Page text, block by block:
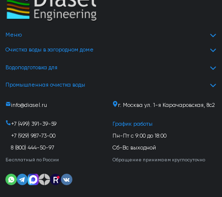
Меню
Очистка воды в загородном доме
Водоподготовка для
Промышленная очистка воды
info@diasel.ru г. Москва ул. 1-я Карачаровская, 8с2
+7 (499) 391-39-59
+7 (929) 987-73-00
8 (800) 444-50-97
Бесплатный по России
График работы
Пн-Пт с 9:00 до 18:00
Сб-Вс выходной
Обращение принимаем круглосуточно